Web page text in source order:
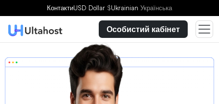
КонтактиUSD Dollar $Ukrainian Українська
Особистий кабінет